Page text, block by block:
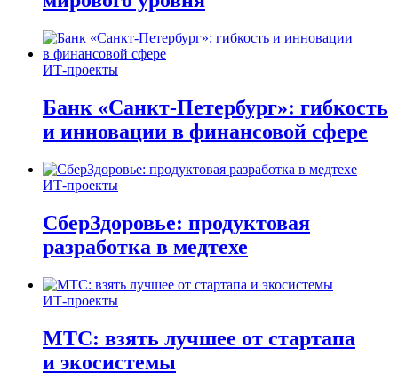
ИТ-проекты
Банк «Санкт-Петербург»: гибкость
и инновации в финансовой сфере
ИТ-проекты
СберЗдоровье: продуктовая
разработка в медтехе
ИТ-проекты
МТС: взять лучшее от стартапа
и экосистемы